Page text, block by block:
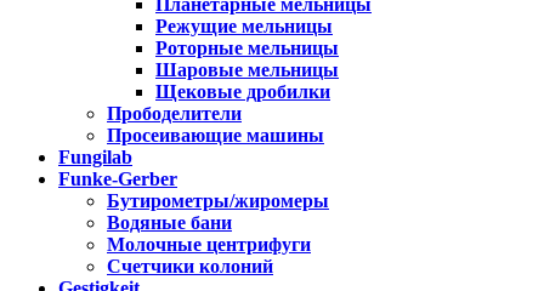
Планетарные мельницы
Режущие мельницы
Роторные мельницы
Шаровые мельницы
Щековые дробилки
Прободелители
Просеивающие машины
Fungilab
Funke-Gerber
Бутирометры/жиромеры
Водяные бани
Молочные центрифуги
Счетчики колоний